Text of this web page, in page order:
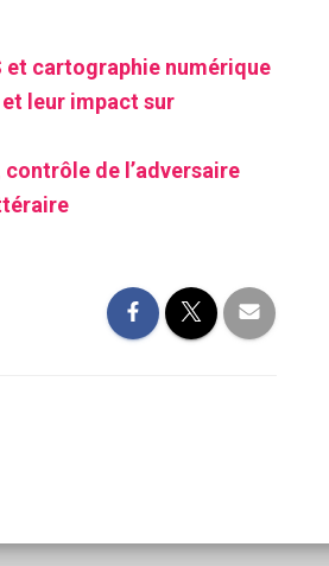
et cartographie numérique
leur impact sur
contrôle de l’adversaire